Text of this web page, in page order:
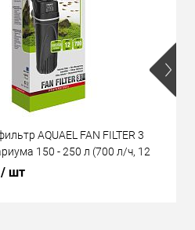
AQUAEL FAN FILTER 3
150 - 250 л (700 л/ч, 12
/ шт